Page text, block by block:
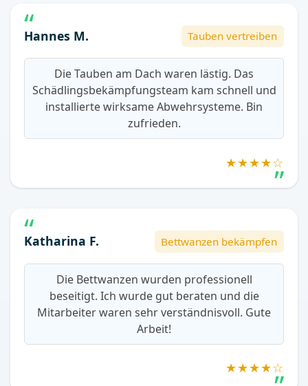
Hannes M. Tauben vertreiben
Die Tauben am Dach waren lästig. Das
Schädlingsbekämpfungsteam kam schnell und
installierte wirksame Abwehrsysteme. Bin
zufrieden.
★★★★☆
Katharina F. Bettwanzen bekämpfen
Die Bettwanzen wurden professionell
beseitigt. Ich wurde gut beraten und die
Mitarbeiter waren sehr verständnisvoll. Gute
Arbeit!
★★★★☆